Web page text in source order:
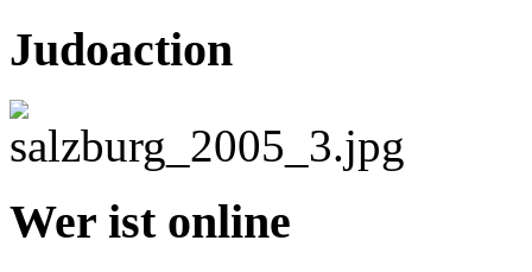
Judoaction
Wer ist online